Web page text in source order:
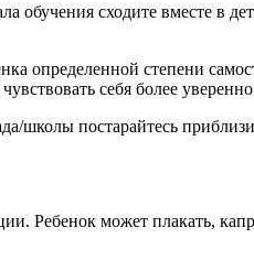
обучения сходите вместе в
определенной степени
себя более
школы постарайтесь
Ребенок может плакать,